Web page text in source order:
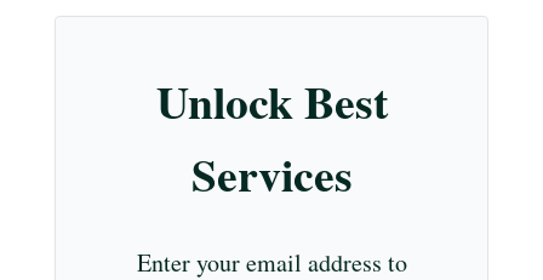
m t r
ub
C
ha
nn
Unlock Best
Services
Enter your email address to